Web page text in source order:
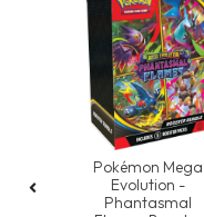
Pokémon Mega
Evolution -
Phantasmal